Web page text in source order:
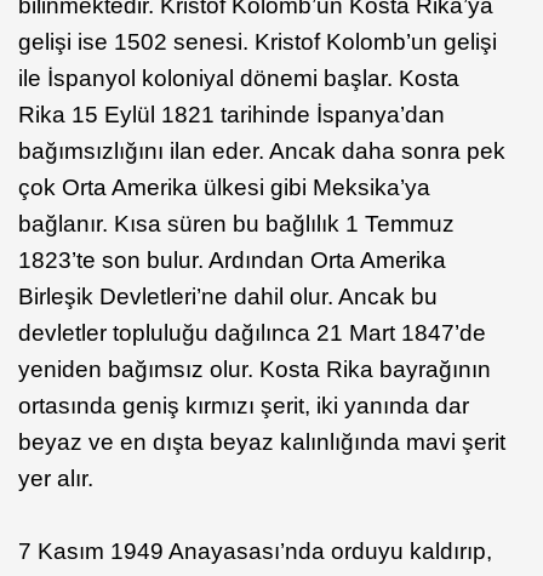
bilinmektedir. Kristof Kolomb’un Kosta Rika’ya
gelişi ise 1502 senesi. Kristof Kolomb’un gelişi
ile İspanyol koloniyal dönemi başlar. Kosta
Rika 15 Eylül 1821 tarihinde İspanya’dan
bağımsızlığını ilan eder. Ancak daha sonra pek
çok Orta Amerika ülkesi gibi Meksika’ya
bağlanır. Kısa süren bu bağlılık 1 Temmuz
1823’te son bulur. Ardından Orta Amerika
Birleşik Devletleri’ne dahil olur. Ancak bu
devletler topluluğu dağılınca 21 Mart 1847’de
yeniden bağımsız olur. Kosta Rika bayrağının
ortasında geniş kırmızı şerit, iki yanında dar
beyaz ve en dışta beyaz kalınlığında mavi şerit
yer alır.
7 Kasım 1949 Anayasası’nda orduyu kaldırıp,